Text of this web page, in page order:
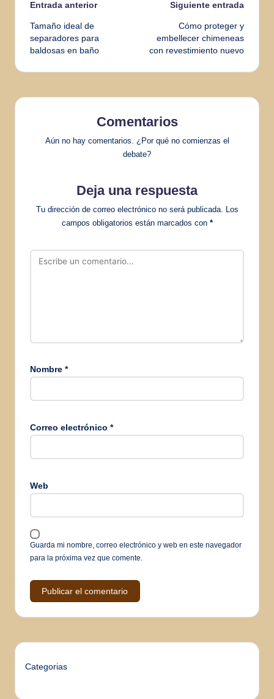
Navegación
de
entradas
Entrada anterior
Tamaño ideal de
separadores para
baldosas en baño
Siguiente entrada
Cómo proteger y
embellecer chimeneas
con revestimiento nuevo
Comentarios
Aún no hay comentarios. ¿Por qué no comienzas el
debate?
Deja una respuesta
Tu dirección de correo electrónico no será publicada.
Los
campos obligatorios están marcados con *
Nombre *
Correo electrónico *
Web
Guarda mi nombre, correo electrónico y web en este navegador
para la próxima vez que comente.
Categorias